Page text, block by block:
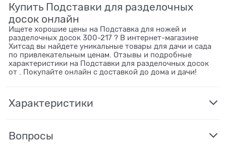
Купить Подставки для разделочных
досок онлайн
Ищете хорошие цены на Подставка для ножей и
разделочных досок 300-217 ? В интернет-магазине
Хитсад вы найдете уникальные товары для дачи и сада
по привлекательным ценам. Отзывы и подробные
характеристики на Подставки для разделочных досок
от . Покупайте онлайн с доставкой до дома и дачи!
Характеристики
Вопросы